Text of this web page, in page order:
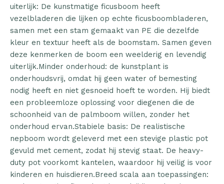
uiterlijk: De kunstmatige ficusboom heeft
vezelbladeren die lijken op echte ficusboombladeren,
samen met een stam gemaakt van PE die dezelfde
kleur en textuur heeft als de boomstam. Samen geven
deze kenmerken de boom een weelderig en levendig
uiterlijk.Minder onderhoud: de kunstplant is
onderhoudsvrij, omdat hij geen water of bemesting
nodig heeft en niet gesnoeid hoeft te worden. Hij biedt
een probleemloze oplossing voor diegenen die de
schoonheid van de palmboom willen, zonder het
onderhoud ervan.Stabiele basis: De realistische
nepboom wordt geleverd met een stevige plastic pot
gevuld met cement, zodat hij stevig staat. De heavy-
duty pot voorkomt kantelen, waardoor hij veilig is voor
kinderen en huisdieren.Breed scala aan toepassingen: